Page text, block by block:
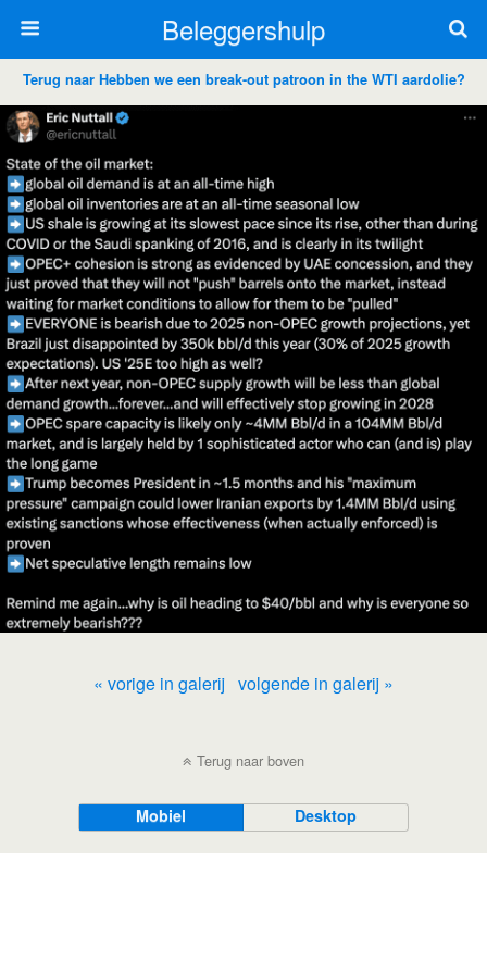
Beleggershulp
Terug naar Hebben we een break-out patroon in the WTI aardolie?
« vorige in galerij volgende in galerij »
Terug naar boven
Mobiel Desktop